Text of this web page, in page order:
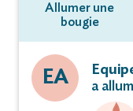
Allumer une
bougie
EA
a